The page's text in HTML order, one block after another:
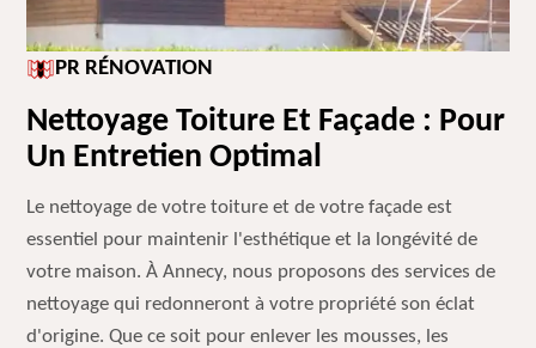
PR RÉNOVATION
Nettoyage Toiture Et Façade : Pour
Un Entretien Optimal
Le nettoyage de votre toiture et de votre façade est
essentiel pour maintenir l'esthétique et la longévité de
votre maison. À Annecy, nous proposons des services de
nettoyage qui redonneront à votre propriété son éclat
d'origine. Que ce soit pour enlever les mousses, les